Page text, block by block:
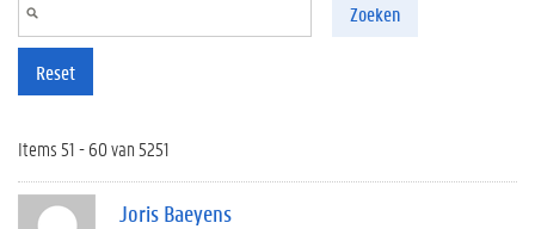
Zoeken
Reset
Items 51 - 60 van 5251
Joris Baeyens